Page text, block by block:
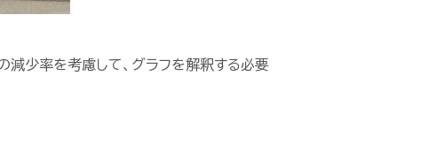
減少率を考慮して、グラフを解釈する必要